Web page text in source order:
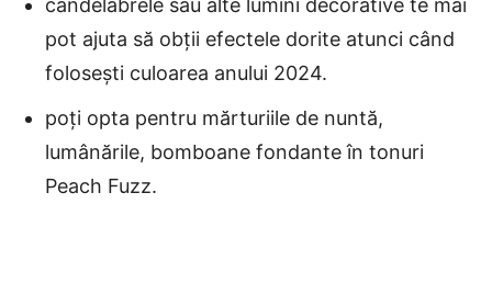
candelabrele sau alte lumini decorative te mai
pot ajuta să obții efectele dorite atunci când
folosești culoarea anului 2024.
poți opta pentru mărturiile de nuntă,
lumânările, bomboane fondante în tonuri
Peach Fuzz.